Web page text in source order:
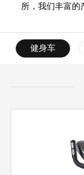
所，我们丰富的
健身车